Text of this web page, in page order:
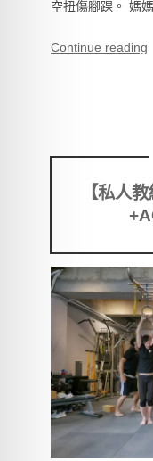
空扭傷腳踝。 媽
Continue reading
【私人